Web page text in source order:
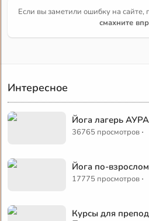
Если вы заметили ошибку на сайте,
смахните
Интересное
Йога лагерь
36765 просмотров ·
Йога по-
17775 просмотров ·
Курсы для